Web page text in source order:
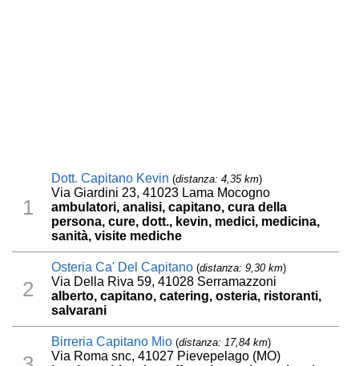
1
Dott. Capitano Kevin (distanza: 4,35 km)
Via Giardini 23, 41023 Lama Mocogno
ambulatori, analisi, capitano, cura della
persona, cure, dott., kevin, medici, medicina,
sanità, visite mediche
2
Osteria Ca' Del Capitano (distanza: 9,30 km)
Via Della Riva 59, 41028 Serramazzoni
alberto, capitano, catering, osteria, ristoranti,
salvarani
Birreria Capitano Mio (distanza: 17,84 km)
Via Roma snc, 41027 Pievepelago (MO)